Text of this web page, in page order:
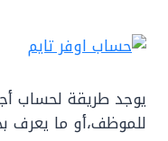
يوجد طريقة لحساب
للموظف،أو ما يعرف